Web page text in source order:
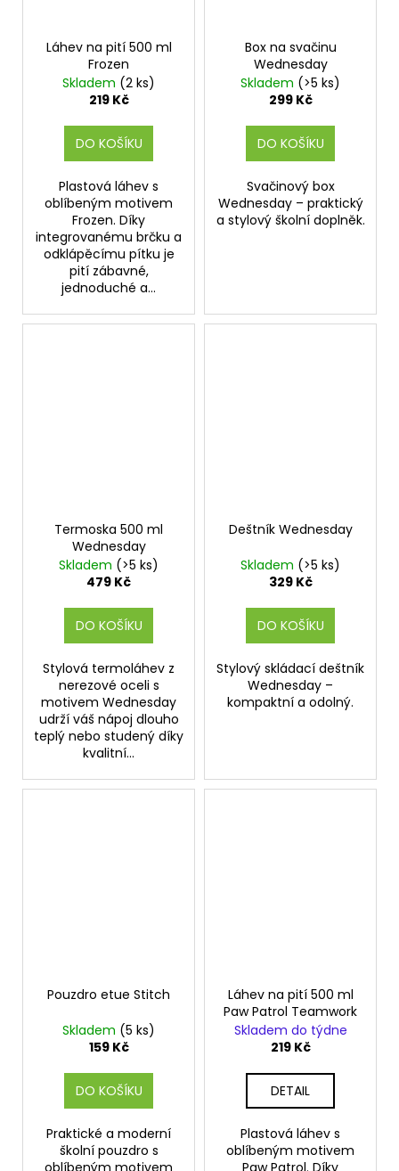
Láhev na pití 500 ml
Frozen
Skladem (2 ks)
219 Kč
DO KOŠÍKU
Plastová láhev s
oblíbeným motivem
Frozen. Díky
integrovanému brčku a
odklápěcímu pítku je
pití zábavné,
jednoduché a...
Box na svačinu
Wednesday
Skladem (>5 ks)
299 Kč
DO KOŠÍKU
Svačinový box
Wednesday – praktický
a stylový školní doplněk.
Termoska 500 ml
Wednesday
Skladem (>5 ks)
479 Kč
DO KOŠÍKU
Stylová termoláhev z
nerezové oceli s
motivem Wednesday
udrží váš nápoj dlouho
teplý nebo studený díky
kvalitní...
Deštník Wednesday
Skladem (>5 ks)
329 Kč
DO KOŠÍKU
Stylový skládací deštník
Wednesday –
kompaktní a odolný.
Pouzdro etue Stitch
Skladem (5 ks)
159 Kč
DO KOŠÍKU
Praktické a moderní
školní pouzdro s
Láhev na pití 500 ml
Paw Patrol Teamwork
Skladem do týdne
219 Kč
DETAIL
Plastová láhev s
oblíbeným motivem